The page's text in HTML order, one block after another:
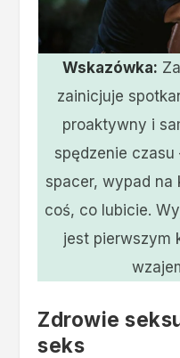
Wskazówka:
zainicjuje
proaktywny i
spędzenie
spacer, wypad na
coś, co lubicie.
jest pierwszym
Zdrowie
seks